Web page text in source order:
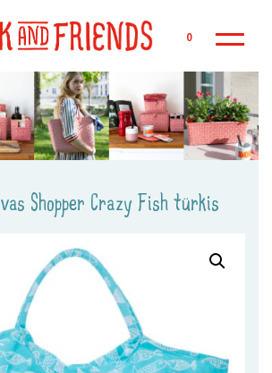
0
Shopper Crazy Fish türkis